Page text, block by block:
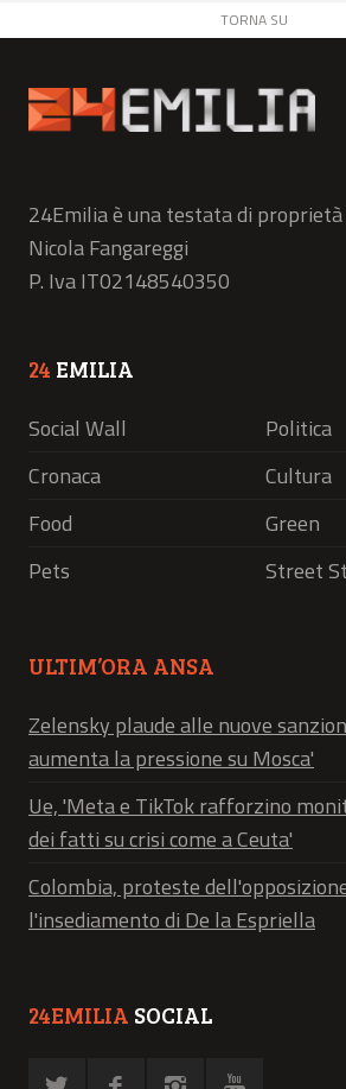
TORNA SU
24Emilia è una testata di proprietà
Nicola Fangareggi
P. Iva IT02148540350
24 EMILIA
Social Wall
Politica
Cronaca
Cultura
Food
Green
Pets
Street
ULTIM’ORA ANSA
Zelensky plaude alle nuove
aumenta la pressione su Mosca'
Ue, 'Meta e TikTok rafforzino
dei fatti su crisi come a Ceuta'
Colombia, proteste
l'insediamento di De la Espriella
24EMILIA SOCIAL